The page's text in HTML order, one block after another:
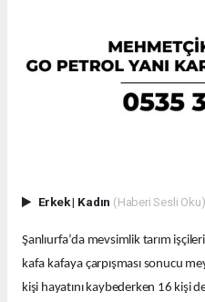
Erkek| Kadın (Haberi Sesli Oku)
Şanlıurfa’da mevsimlik tarım
kafa kafaya çarpışması sonucu
kişi hayatını kaybederken 16 kişi